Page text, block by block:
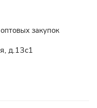
закупок
д.13c1